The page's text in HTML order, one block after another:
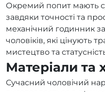
Окремий попит мають
завдяки точності та
механічний годинник
чоловіків, які цінують
мистецтво та
Матеріали та
Сучасний чоловічий